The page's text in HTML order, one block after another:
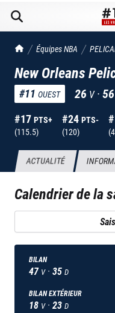
TrashTalk Actu NBA
Équipes NBA
New Orleans
#11 OUEST 26 V ·56
#17 PTS+
(115.5)
#24 PTS-
(120)
#
(
ACTUALITÉ
Calendrier de la
BILAN
47 V · 35 D
BILAN EXTÉRIEUR
18 V · 23 D